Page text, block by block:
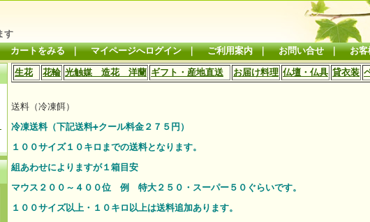
す
カートをみる｜ マイページへログイン｜ ご利用案内｜ お問い合せ｜ お客
生花 花輪 光触媒 造花 洋蘭 ギフト・産地直送 お届け料理 仏壇・仏具 貸衣装
送料（冷凍餌）
冷凍送料（下記送料+クール料金２７５円）
１００サイズ１０キロまでの送料となります。
組あわせによりますが１箱目安
マウス２００～４００位 例 特大２５０・スーパー５０ぐらいです。
１００サイズ以上・１０キロ以上は送料追加あります。